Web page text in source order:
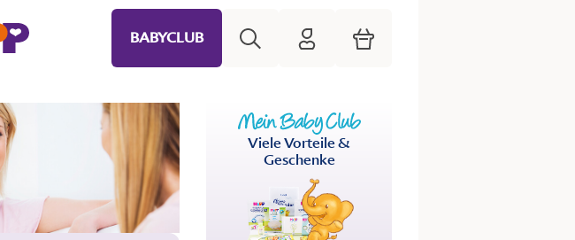
BABYCLUB HiPP Mein Babyclub
Warenkorb
Viele Vorteile &
Geschenke